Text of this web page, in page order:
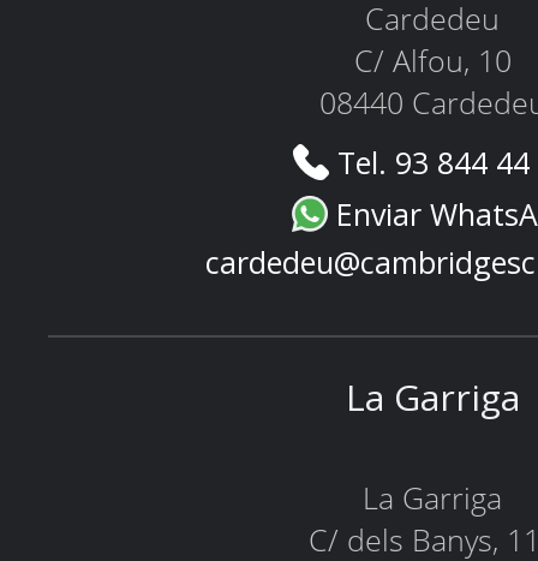
Cardedeu
C/ Alfou, 10
08440
Tel. 93 844
Enviar
La Garriga
La Garriga
C/ dels Banys,